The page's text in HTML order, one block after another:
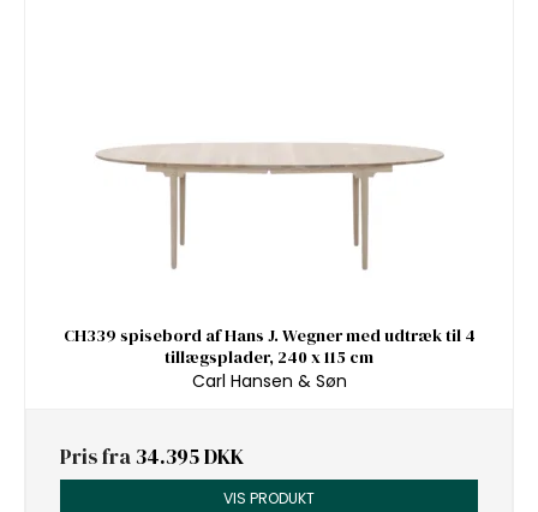
CH339 spisebord af Hans J. Wegner med udtræk til 4
tillægsplader, 240 x 115 cm
Carl Hansen & Søn
Pris fra34.395 DKK
VIS PRODUKT